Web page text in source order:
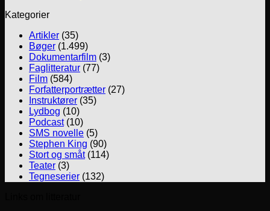
Kategorier
Artikler (35)
Bøger (1.499)
Dokumentarfilm (3)
Faglitteratur (77)
Film (584)
Forfatterportrætter (27)
Instruktører (35)
Lydbog (10)
Podcast(10)
SMS novelle (5)
Stephen King (90)
Stort og småt(114)
Teater (3)
Tegneserier (132)